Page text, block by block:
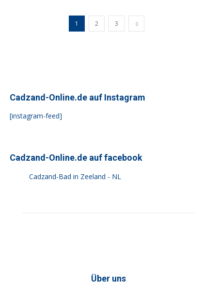
1 2 3
Cadzand-Online.de auf Instagram
[instagram-feed]
Cadzand-Online.de auf facebook
Cadzand-Bad in Zeeland - NL
Über uns